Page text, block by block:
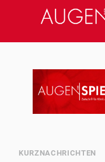
springen
KURZNACHRICHTEN